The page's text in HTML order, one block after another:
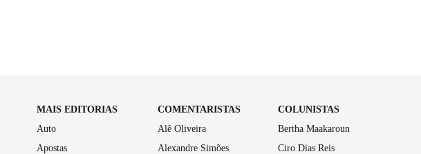
MAIS EDITORIAS
Auto
Apostas
COMENTARISTAS
Alê Oliveira
Alexandre Simões
COLUNISTAS
Bertha Maakaroun
Ciro Dias Reis